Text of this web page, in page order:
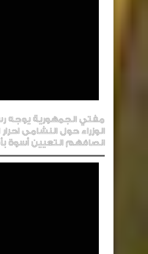
مفتي الجمهورية يوجه
الوزراء حول النشامى
انصافهم التعيين أسوة